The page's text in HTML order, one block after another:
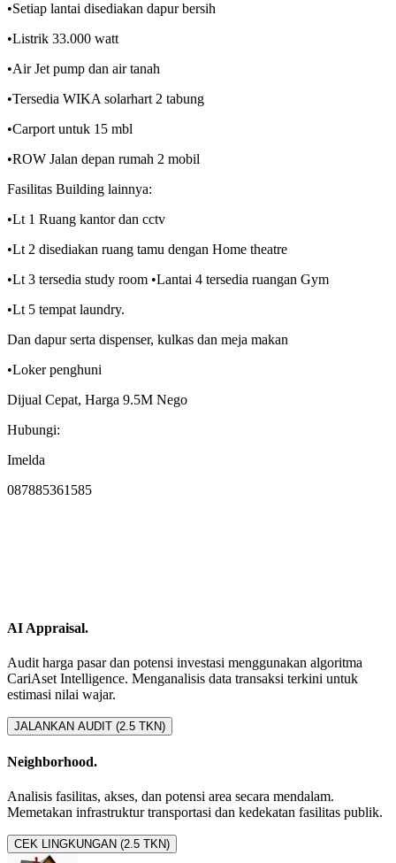
•Setiap lantai disediakan dapur bersih
•Listrik 33.000 watt
•Air Jet pump dan air tanah
•Tersedia WIKA solarhart 2 tabung
•Carport untuk 15 mbl
•ROW Jalan depan rumah 2 mobil
Fasilitas Building lainnya:
•Lt 1 Ruang kantor dan cctv
•Lt 2 disediakan ruang tamu dengan Home theatre
•Lt 3 tersedia study room •Lantai 4 tersedia ruangan Gym
•Lt 5 tempat laundry.
Dan dapur serta dispenser, kulkas dan meja makan
•Loker penghuni
Dijual Cepat, Harga 9.5M Nego
Hubungi:
Imelda
087885361585
AI Appraisal.
Audit harga pasar dan potensi investasi menggunakan algoritma
CariAset Intelligence. Menganalisis data transaksi terkini untuk
estimasi nilai wajar.
JALANKAN AUDIT (2.5 TKN)
Neighborhood.
Analisis fasilitas, akses, dan potensi area secara mendalam.
Memetakan infrastruktur transportasi dan kedekatan fasilitas publik.
CEK LINGKUNGAN (2.5 TKN)